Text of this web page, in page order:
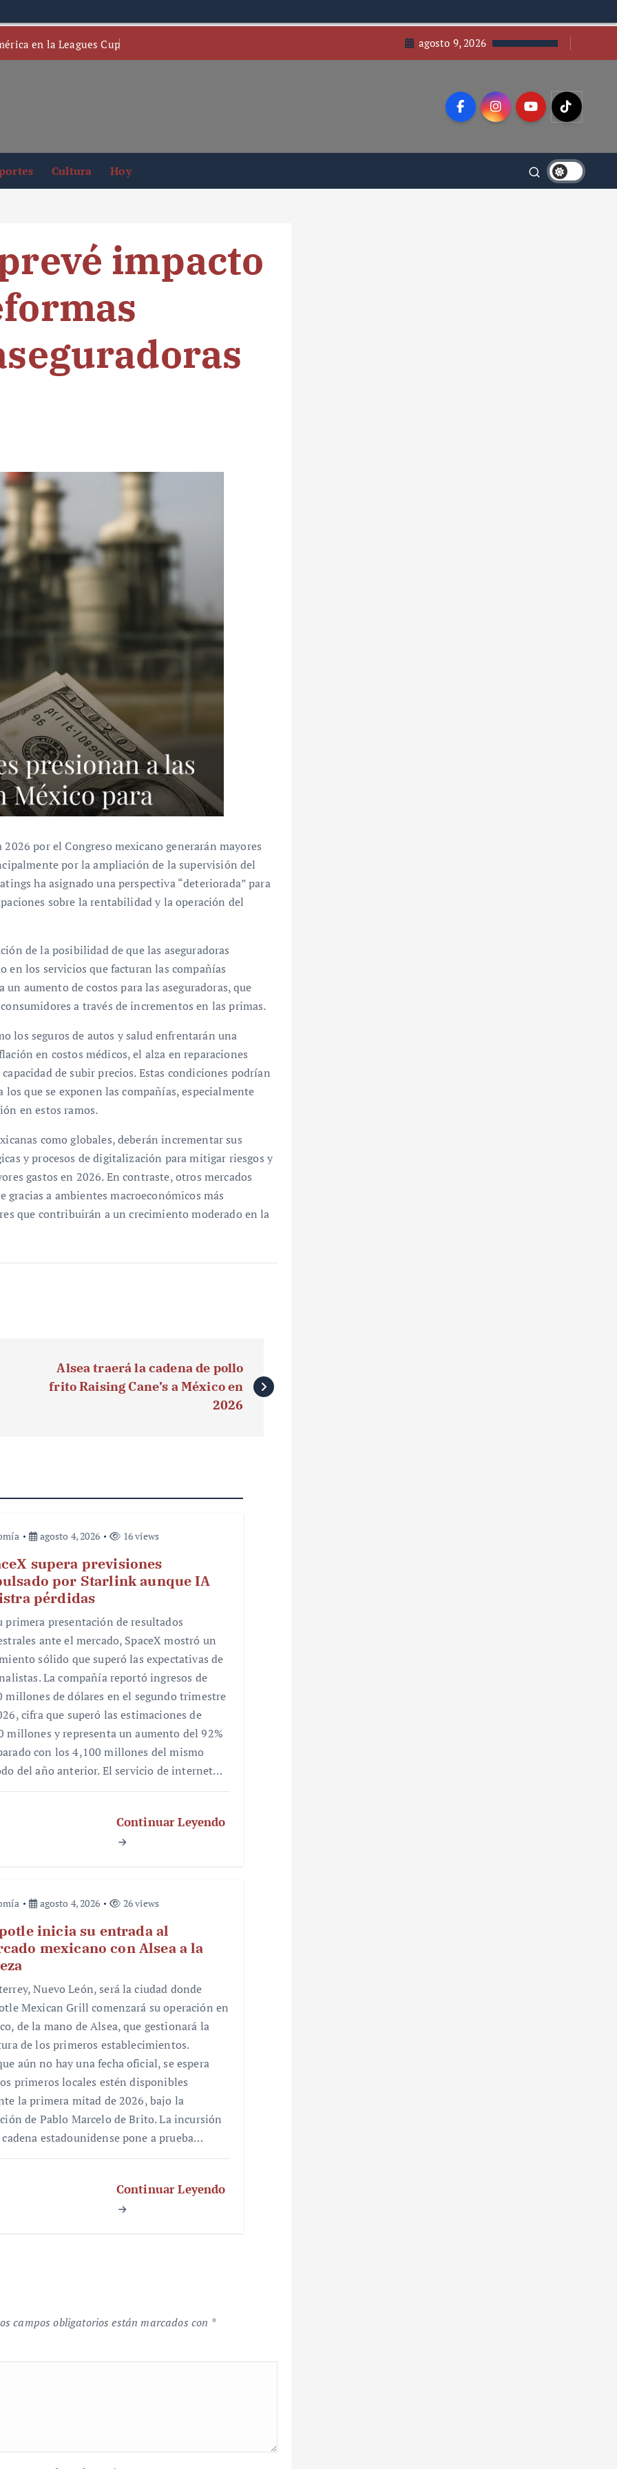
en la Leagues Cup agosto 9, 2026
Cultura Hoy
impacto
por el Congreso mexicano generarán mayores
por la ampliación de la supervisión del
ha asignado una perspectiva “deteriorada” para
sobre la rentabilidad y la operación del
de la posibilidad de que las aseguradoras
en los servicios que facturan las compañías
aumento de costos para las aseguradoras, que
a través de incrementos en las primas.
los seguros de autos y salud enfrentarán una
en costos médicos, el alza en reparaciones
de subir precios. Estas condiciones podrían
que se exponen las compañías, especialmente
en estos ramos.
como globales, deberán incrementar sus
y procesos de digitalización para mitigar riesgos y
gastos en 2026. En contraste, otros mercados
a ambientes macroeconómicos más
que contribuirán a un crecimiento moderado en la
Alsea traerá la cadena de pollo
frito Raising Cane’s a México en
2026
agosto 4, 2026 16 views
supera previsiones
por Starlink aunque IA
pérdidas
primera presentación de resultados
ante el mercado, SpaceX mostró un
sólido que superó las expectativas de
La compañía reportó ingresos de
millones de dólares en el segundo trimestre
cifra que superó las estimaciones de
millones y representa un aumento del 92%
con los 4,100 millones del mismo
del año anterior. El servicio de internet…
Continuar Leyendo
agosto 4, 2026 26 views
inicia su entrada al
mexicano con Alsea a la
Nuevo León, será la ciudad donde
Mexican Grill comenzará su operación en
de la mano de Alsea, que gestionará la
de los primeros establecimientos.
aún no hay una fecha oficial, se espera
primeros locales estén disponibles
la primera mitad de 2026, bajo la
de Pablo Marcelo de Brito. La incursión
cadena estadounidense pone a prueba…
Continuar Leyendo
campos obligatorios están marcados con *